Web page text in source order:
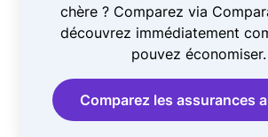
chère ? Comparez via
découvrez immédiatement
pouvez économiser.
Comparez les assurances